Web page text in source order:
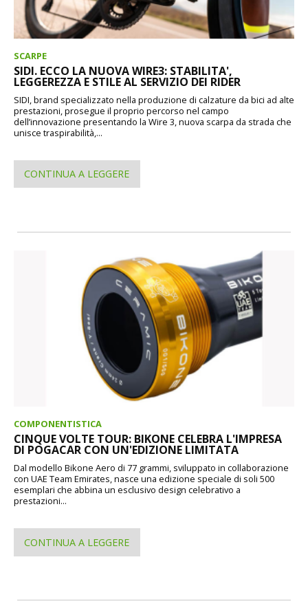
SCARPE
SIDI. ECCO LA NUOVA WIRE3: STABILITA',
LEGGEREZZA E STILE AL SERVIZIO DEI RIDER
SIDI, brand specializzato nella produzione di calzature da bici ad alte
prestazioni, prosegue il proprio percorso nel campo
dell’innovazione presentando la Wire 3, nuova scarpa da strada che
unisce traspirabilità,...
CONTINUA A LEGGERE
COMPONENTISTICA
CINQUE VOLTE TOUR: BIKONE CELEBRA L'IMPRESA
DI POGACAR CON UN'EDIZIONE LIMITATA
Dal modello Bikone Aero di 77 grammi, sviluppato in collaborazione
con UAE Team Emirates, nasce una edizione speciale di soli 500
esemplari che abbina un esclusivo design celebrativo a
prestazioni...
CONTINUA A LEGGERE